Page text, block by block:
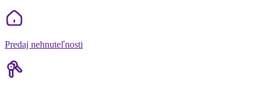
Predaj nehnuteľnosti